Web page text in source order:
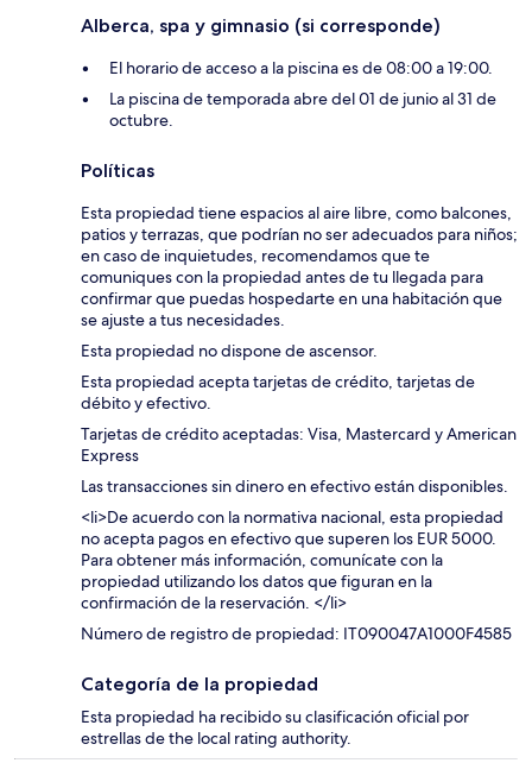
Alberca, spa y gimnasio (si corresponde)
El horario de acceso a la piscina es de 08:00 a 19:00.
La piscina de temporada abre del 01 de junio al 31 de
octubre.
Políticas
Esta propiedad tiene espacios al aire libre, como balcones,
patios y terrazas, que podrían no ser adecuados para niños;
en caso de inquietudes, recomendamos que te
comuniques con la propiedad antes de tu llegada para
confirmar que puedas hospedarte en una habitación que
se ajuste a tus necesidades.
Esta propiedad no dispone de ascensor.
Esta propiedad acepta tarjetas de crédito, tarjetas de
débito y efectivo.
Tarjetas de crédito aceptadas: Visa, Mastercard y American
Express
Las transacciones sin dinero en efectivo están disponibles.
<li>De acuerdo con la normativa nacional, esta propiedad
no acepta pagos en efectivo que superen los EUR 5000.
Para obtener más información, comunícate con la
propiedad utilizando los datos que figuran en la
confirmación de la reservación. </li>
Número de registro de propiedad: IT090047A1000F4585
Categoría de la propiedad
Esta propiedad ha recibido su clasificación oficial por
estrellas de the local rating authority.